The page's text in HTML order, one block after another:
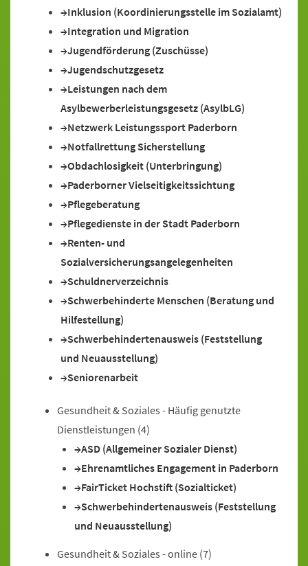
Inklusion (Koordinierungsstelle im Sozialamt)
Integration und Migration
Jugendförderung (Zuschüsse)
Jugendschutzgesetz
Leistungen nach dem
Asylbewerberleistungsgesetz (AsylbLG)
Netzwerk Leistungssport Paderborn
Notfallrettung Sicherstellung
Obdachlosigkeit (Unterbringung)
Paderborner Vielseitigkeitssichtung
Pflegeberatung
Pflegedienste in der Stadt Paderborn
Renten- und
Sozialversicherungsangelegenheiten
Schuldnerverzeichnis
Schwerbehinderte Menschen (Beratung und
Hilfestellung)
Schwerbehindertenausweis (Feststellung
und Neuausstellung)
Seniorenarbeit
Gesundheit & Soziales - Häufig genutzte
Dienstleistungen (4)
ASD (Allgemeiner Sozialer Dienst)
Ehrenamtliches Engagement in Paderborn
FairTicket Hochstift (Sozialticket)
Schwerbehindertenausweis (Feststellung
und Neuausstellung)
Gesundheit & Soziales - online (7)